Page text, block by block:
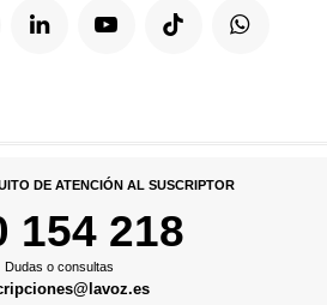
DE ATENCIÓN AL SUSCRIPTOR
154 218
Dudas o consultas